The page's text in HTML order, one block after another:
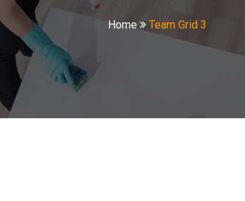
Home Team Grid 3